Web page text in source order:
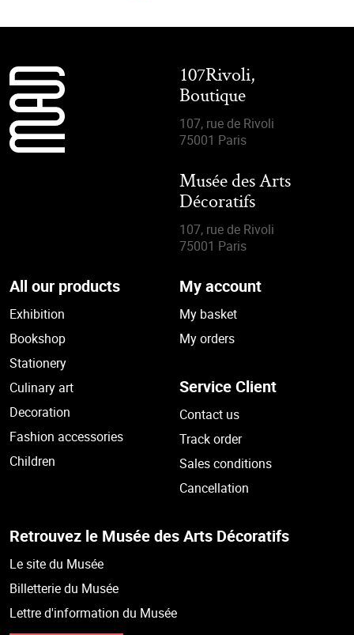
107Rivoli,
Boutique
107, rue de Rivoli
75001 Paris
Musée des Arts
Décoratifs
107, rue de Rivoli
75001 Paris
All our products
Exhibition
Bookshop
Stationery
Culinary art
Decoration
Fashion accessories
Children
My account
My basket
My orders
Service Client
Contact us
Track order
Sales conditions
Cancellation
Retrouvez le Musée des Arts Décoratifs
Le site du Musée
Billetterie du Musée
Lettre d'information du Musée